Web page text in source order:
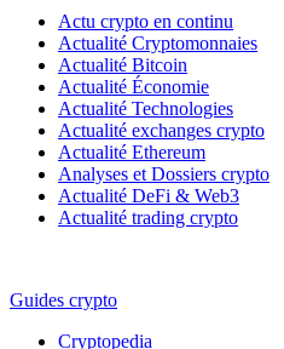
Actu crypto en continu
Actualité Cryptomonnaies
Actualité Bitcoin
Actualité Économie
Actualité Technologies
Actualité exchanges crypto
Actualité Ethereum
Analyses et Dossiers crypto
Actualité DeFi & Web3
Actualité trading crypto
Guides crypto
Cryptopedia